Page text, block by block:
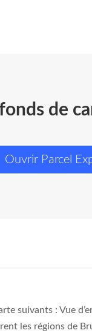
de
Ouvrir Parcel
suivants : Vue
les régions de